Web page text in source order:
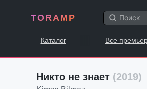
TORAMP
Каталог Все
Никто не знает (2019)